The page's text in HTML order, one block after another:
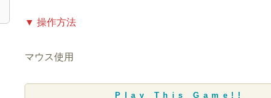
▼ 操作方法
マウス使用
Play This Game!!